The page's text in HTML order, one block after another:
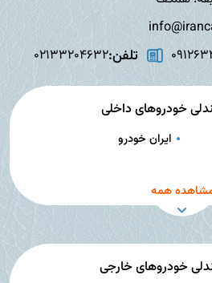
تلفن:02133204632
خودروهای داخلی
ایران خودرو
همه
خودروهای خارجی